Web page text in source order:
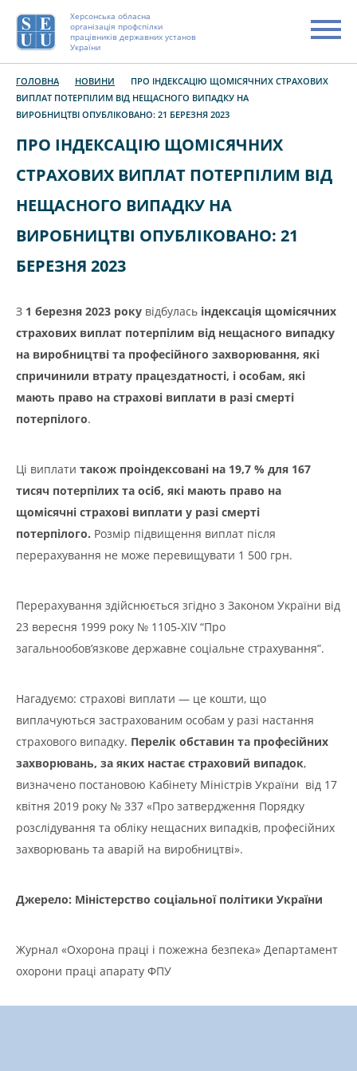
Херсонська обласна
організація профспілки
працівників державних установ
України
ГОЛОВНА НОВИНИ
ПРО ІНДЕКСАЦІЮ ЩОМІСЯЧНИХ СТРАХОВИХ
ВИПЛАТ ПОТЕРПІЛИМ ВІД НЕЩАСНОГО ВИПАДКУ НА
ВИРОБНИЦТВІ ОПУБЛІКОВАНО: 21 БЕРЕЗНЯ 2023
ПРО ІНДЕКСАЦІЮ ЩОМІСЯЧНИХ
СТРАХОВИХ ВИПЛАТ ПОТЕРПІЛИМ ВІД
НЕЩАСНОГО ВИПАДКУ НА
ВИРОБНИЦТВІ ОПУБЛІКОВАНО: 21
БЕРЕЗНЯ 2023
З 1 березня 2023 року відбулась індексація щомісячних
страхових виплат потерпілим від нещасного випадку
на виробництві та професійного захворювання, які
спричинили втрату працездатності, і особам, які
мають право на страхові виплати в разі смерті
потерпілого.
Ці виплати також проіндексовані на 19,7 % для 167
тисяч потерпілих та осіб, які мають право на
щомісячні страхові виплати у разі смерті
потерпілого. Розмір підвищення виплат після
перерахування не може перевищувати 1 500 грн.
Перерахування здійснюється згідно з Законом України від
23 вересня 1999 року № 1105-XIV “Про
загальнообов’язкове державне соціальне страхування”.
Нагадуємо: страхові виплати — це кошти, що
виплачуються застрахованим особам у разі настання
страхового випадку. Перелік обставин та професійних
захворювань, за яких настає страховий випадок,
визначено постановою Кабінету Міністрів України від 17
квітня 2019 року № 337 «Про затвердження Порядку
розслідування та обліку нещасних випадків, професійних
захворювань та аварій на виробництві».
Джерело: Міністерство соціальної політики України
Журнал «Охорона праці і пожежна безпека» Департамент
охорони праці апарату ФПУ